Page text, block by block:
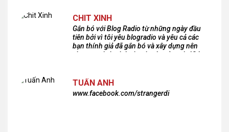
CHIT XINH
Gắn bó với Blog Radio từ những ngày đầu
tiên bởi vì tôi yêu blogradio và yêu cả các
bạn thính giả đã gắn bó và xây dựng nên
chương trình phát thanh xúc cảm này!Cám
TUẤN ANH
www.facebook.com/strangerdi